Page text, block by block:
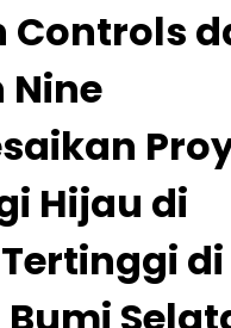
Controls
Nine
Hijau di
di